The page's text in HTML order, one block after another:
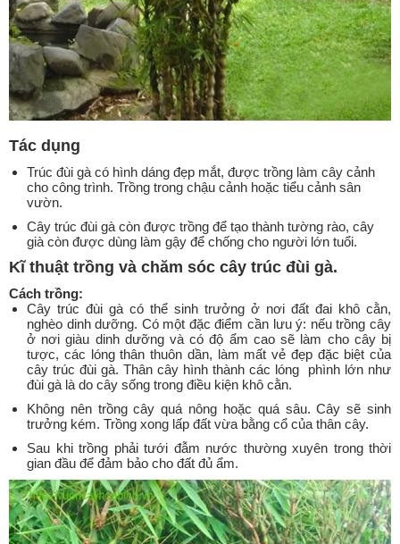
Tác dụng
Trúc đùi gà có hình dáng đẹp mắt, được trồng làm cây cảnh
cho công trình. Trồng trong chậu cảnh hoặc tiểu cảnh sân
vườn.
Cây trúc đùi gà còn được trồng để tạo thành tường rào, cây
già còn được dùng làm gậy để chống cho người lớn tuổi.
Kĩ thuật trồng và chăm sóc cây trúc đùi gà.
Cách trồng:
Cây trúc đùi gà có thể sinh trưởng ở nơi đất đai khô cằn,
nghèo dinh dưỡng. Có một đặc điểm cần lưu ý: nếu trồng cây
ở nơi giàu dinh dưỡng và có độ ẩm cao sẽ làm cho cây bị
tược, các lóng thân thuôn dần, làm mất vẻ đẹp đặc biệt của
cây trúc đùi gà. Thân cây hình thành các lóng phình lớn như
đùi gà là do cây sống trong điều kiện khô cằn.
Không nên trồng cây quá nông hoặc quá sâu. Cây sẽ sinh
trưởng kém. Trồng xong lấp đất vừa bằng cổ của thân cây.
Sau khi trồng phải tưới đẫm nước thường xuyên trong thời
gian đầu để đảm bảo cho đất đủ ẩm.